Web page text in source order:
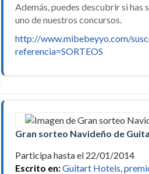
Además, puedes descubrir si has
uno de nuestros concursos.
http://www.mibebeyyo.com/
referencia=SORTEOS
Gran sorteo Navideño de
Participa hasta el 22/01/2014
Escrito en:Guitart Hotels